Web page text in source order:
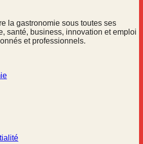
la gastronomie sous toutes ses
santé, business, innovation et emploi
et professionnels.